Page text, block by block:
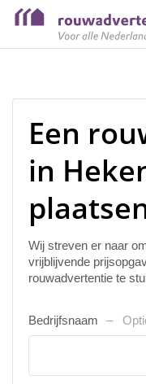
Een
in
Wij streven er naar
vrijblijvende
rouwadvertentie te
Bedrijfsnaam